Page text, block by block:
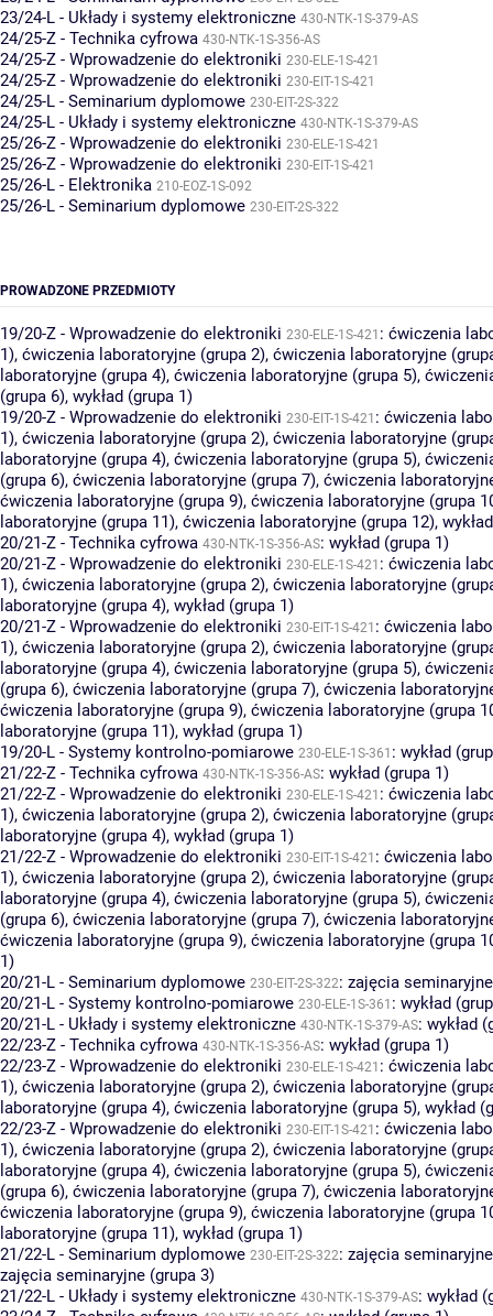
23/24-L - Układy i systemy elektroniczne 430-NTK-1S-379-AS
24/25-Z - Technika cyfrowa 430-NTK-1S-356-AS
24/25-Z - Wprowadzenie do elektroniki 230-ELE-1S-421
24/25-Z - Wprowadzenie do elektroniki 230-EIT-1S-421
24/25-L - Seminarium dyplomowe 230-EIT-2S-322
24/25-L - Układy i systemy elektroniczne 430-NTK-1S-379-AS
25/26-Z - Wprowadzenie do elektroniki 230-ELE-1S-421
25/26-Z - Wprowadzenie do elektroniki 230-EIT-1S-421
25/26-L - Elektronika 210-EOZ-1S-092
25/26-L - Seminarium dyplomowe 230-EIT-2S-322
PROWADZONE PRZEDMIOTY
19/20-Z - Wprowadzenie do elektroniki 230-ELE-1S-421 : ćwiczenia
1), ćwiczenia laboratoryjne (grupa 2), ćwiczenia laboratoryjne
laboratoryjne (grupa 4), ćwiczenia laboratoryjne (grupa 5),
(grupa 6), wykład (grupa 1)
19/20-Z - Wprowadzenie do elektroniki 230-EIT-1S-421 : ćwiczenia
1), ćwiczenia laboratoryjne (grupa 2), ćwiczenia laboratoryjne
laboratoryjne (grupa 4), ćwiczenia laboratoryjne (grupa 5),
(grupa 6), ćwiczenia laboratoryjne (grupa 7), ćwiczenia
ćwiczenia laboratoryjne (grupa 9), ćwiczenia laboratoryjne (grupa
laboratoryjne (grupa 11), ćwiczenia laboratoryjne (grupa 12),
20/21-Z - Technika cyfrowa 430-NTK-1S-356-AS: wykład (grupa 1)
20/21-Z - Wprowadzenie do elektroniki 230-ELE-1S-421 : ćwiczenia
1), ćwiczenia laboratoryjne (grupa 2), ćwiczenia laboratoryjne
laboratoryjne (grupa 4), wykład (grupa 1)
20/21-Z - Wprowadzenie do elektroniki 230-EIT-1S-421 : ćwiczenia
1), ćwiczenia laboratoryjne (grupa 2), ćwiczenia laboratoryjne
laboratoryjne (grupa 4), ćwiczenia laboratoryjne (grupa 5),
(grupa 6), ćwiczenia laboratoryjne (grupa 7), ćwiczenia
ćwiczenia laboratoryjne (grupa 9), ćwiczenia laboratoryjne (grupa
laboratoryjne (grupa 11), wykład (grupa 1)
19/20-L - Systemy kontrolno-pomiarowe 230-ELE-1S-361 : wykład
21/22-Z - Technika cyfrowa 430-NTK-1S-356-AS: wykład (grupa 1)
21/22-Z - Wprowadzenie do elektroniki 230-ELE-1S-421 : ćwiczenia
1), ćwiczenia laboratoryjne (grupa 2), ćwiczenia laboratoryjne
laboratoryjne (grupa 4), wykład (grupa 1)
21/22-Z - Wprowadzenie do elektroniki 230-EIT-1S-421 : ćwiczenia
1), ćwiczenia laboratoryjne (grupa 2), ćwiczenia laboratoryjne
laboratoryjne (grupa 4), ćwiczenia laboratoryjne (grupa 5),
(grupa 6), ćwiczenia laboratoryjne (grupa 7), ćwiczenia
ćwiczenia laboratoryjne (grupa 9), ćwiczenia laboratoryjne (grupa
1)
20/21-L - Seminarium dyplomowe 230-EIT-2S-322: zajęcia
20/21-L - Systemy kontrolno-pomiarowe 230-ELE-1S-361 : wykład
20/21-L - Układy i systemy elektroniczne 430-NTK-1S-379-AS: wykład
22/23-Z - Technika cyfrowa 430-NTK-1S-356-AS: wykład (grupa 1)
22/23-Z - Wprowadzenie do elektroniki 230-ELE-1S-421 : ćwiczenia
1), ćwiczenia laboratoryjne (grupa 2), ćwiczenia laboratoryjne
laboratoryjne (grupa 4), ćwiczenia laboratoryjne (grupa 5), wykład
22/23-Z - Wprowadzenie do elektroniki 230-EIT-1S-421 : ćwiczenia
1), ćwiczenia laboratoryjne (grupa 2), ćwiczenia laboratoryjne
laboratoryjne (grupa 4), ćwiczenia laboratoryjne (grupa 5),
(grupa 6), ćwiczenia laboratoryjne (grupa 7), ćwiczenia
ćwiczenia laboratoryjne (grupa 9), ćwiczenia laboratoryjne (grupa
laboratoryjne (grupa 11), wykład (grupa 1)
21/22-L - Seminarium dyplomowe 230-EIT-2S-322: zajęcia
zajęcia seminaryjne (grupa 3)
21/22-L - Układy i systemy elektroniczne 430-NTK-1S-379-AS: wykład